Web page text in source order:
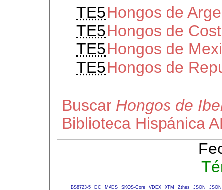
TE5Hongos de
TE5Hongos de
TE5Hongos de
TE5Hongos de
Buscar Hongos de
Biblioteca Hispánica
BS8723-5 DC MADS SKOS-Core VDEX XTM Zthes JSON